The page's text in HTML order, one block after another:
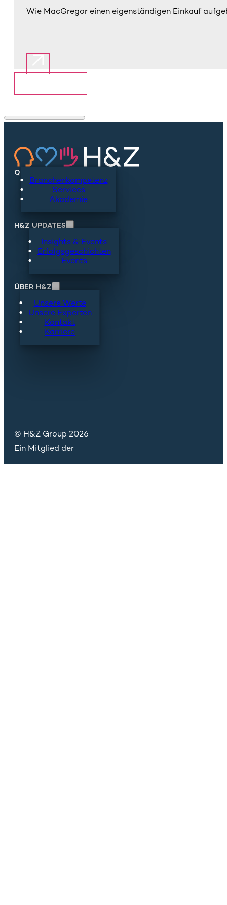
Wie MacGregor einen eigenständigen Einkauf
QUICKLINKS
Branchenkompetenz
Services
Akademie
H&Z UPDATES
Insights & Events
Erfolgsgeschichten
Events
ÜBER H&Z
Unsere Werte
Unsere Experten
Kontakt
Karriere
© H&Z Group 2026
Ein Mitglied der